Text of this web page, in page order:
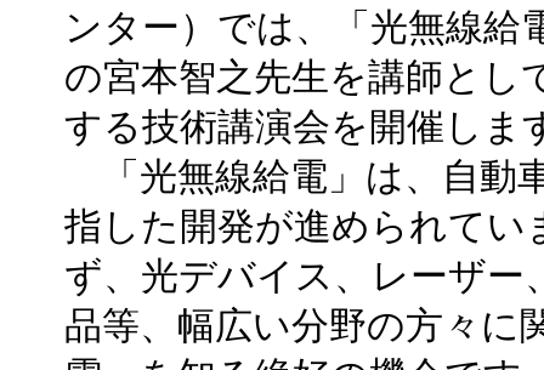
ンター）では、「光無線給
の宮本智之先生を講師とし
する技術講演会を開催しま
「光無線給電」は、自動
指した開発が進められてい
ず、光デバイス、レーザー
品等、幅広い分野の方々に